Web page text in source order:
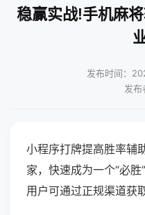
稳赢实战!手机麻
发布时间：
发布
小程序打牌提高胜率辅
家，快速成为一个“必
用户可通过正规渠道获